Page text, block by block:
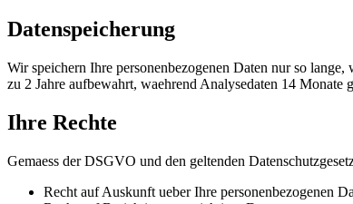
Datenspeicherung
Wir speichern Ihre personenbezogenen Daten nur so
zu 2 Jahre aufbewahrt, waehrend Analysedaten 14 Monate
Ihre Rechte
Gemaess der DSGVO und den geltenden
Recht auf Auskunft ueber Ihre personenbezogenen